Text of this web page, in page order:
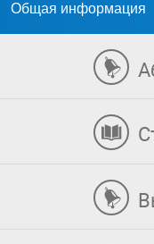
Общая информация